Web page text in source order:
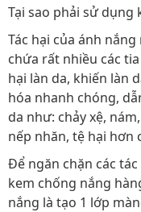
Tại sao phải sử
Tác hại của ánh
chứa rất nhiều các
hại làn da, khiến làn
hóa nhanh chóng,
da như: chảy xệ,
nếp nhăn, tệ hại hơn
Để ngăn chặn các
kem chống nắng
nắng là tạo 1 lớp